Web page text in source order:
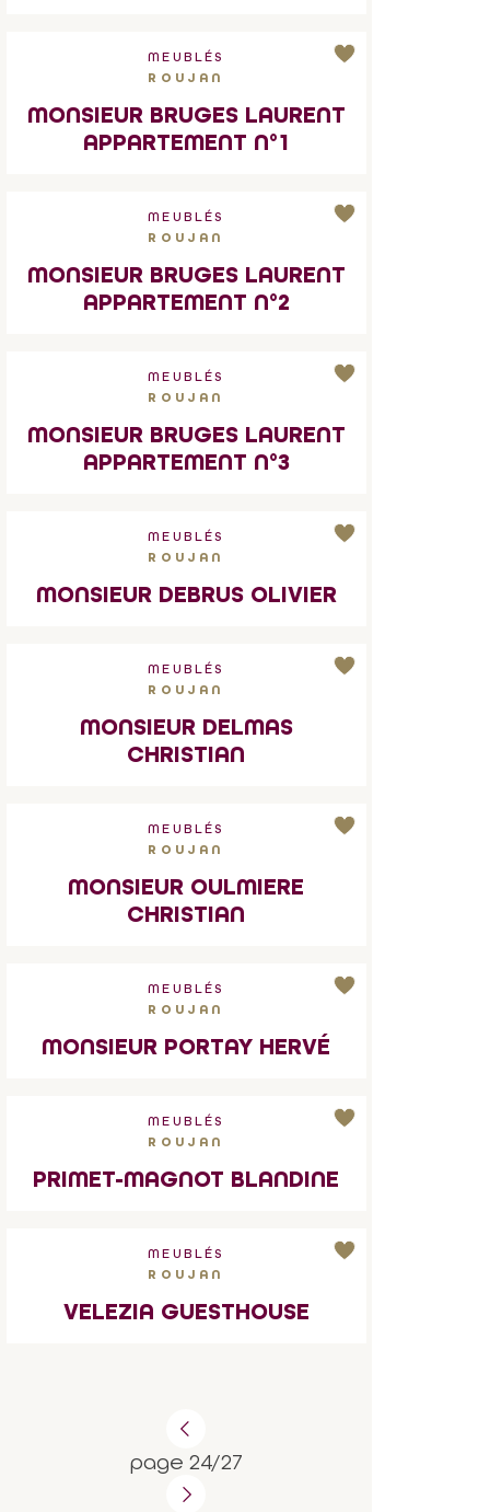
MEUBLÉS
ROUJAN
MONSIEUR BRUGES LAURENT
APPARTEMENT N°1
MEUBLÉS
ROUJAN
MONSIEUR BRUGES LAURENT
APPARTEMENT N°2
MEUBLÉS
ROUJAN
MONSIEUR BRUGES LAURENT
APPARTEMENT N°3
MEUBLÉS
ROUJAN
MONSIEUR DEBRUS OLIVIER
MEUBLÉS
ROUJAN
MONSIEUR DELMAS
CHRISTIAN
MEUBLÉS
ROUJAN
MONSIEUR OULMIERE
CHRISTIAN
MEUBLÉS
ROUJAN
MONSIEUR PORTAY HERVÉ
MEUBLÉS
ROUJAN
PRIMET-MAGNOT BLANDINE
MEUBLÉS
ROUJAN
VELEZIA GUESTHOUSE
page 24/27